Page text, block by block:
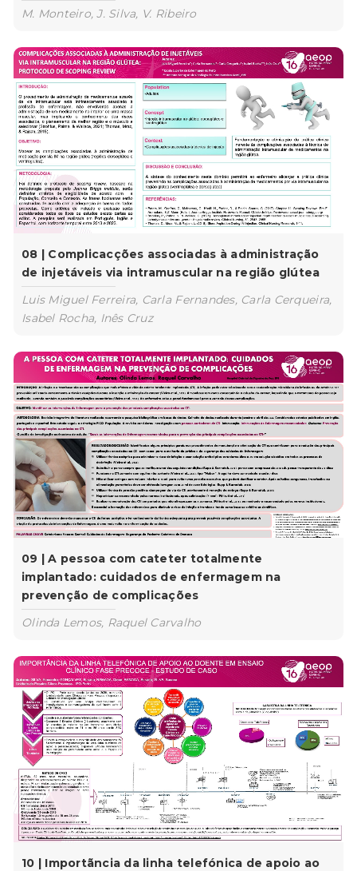
M. Monteiro, J. Silva, V. Ribeiro
08 | Complicacções associadas à administração
de injetáveis via intramuscular na região glútea
Luis Miguel Ferreira, Carla Fernandes, Carla Cerqueira,
Isabel Rocha, Inês Cruz
09 | A pessoa com cateter totalmente
implantado: cuidados de enfermagem na
prevenção de complicações
Olinda Lemos, Raquel Carvalho
10 | Importãncia da linha telefónica de apoio ao